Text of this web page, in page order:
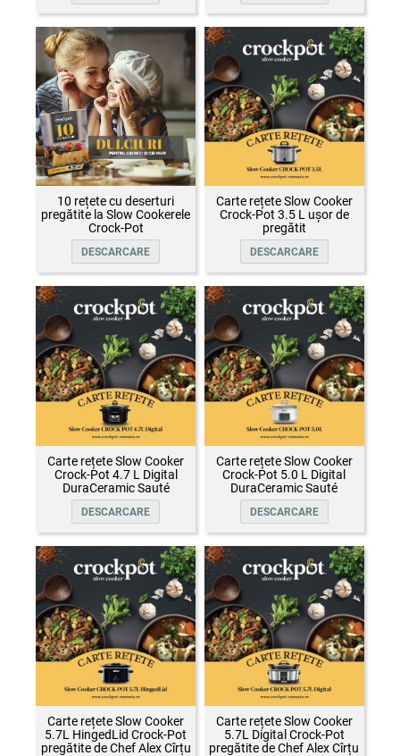
10 rețete cu deserturi
pregătite la Slow Cookerele
Crock-Pot
DESCARCARE
Carte rețete Slow Cooker
Crock-Pot 3.5 L ușor de
pregătit
DESCARCARE
Carte rețete Slow Cooker
Crock-Pot 4.7 L Digital
DuraCeramic Sauté
DESCARCARE
Carte rețete Slow Cooker
Crock-Pot 5.0 L Digital
DuraCeramic Sauté
DESCARCARE
Carte rețete Slow Cooker
5.7L HingedLid Crock-Pot
pregătite de Chef Alex Cîrțu
Carte rețete Slow Cooker
5.7L Digital Crock-Pot
pregătite de Chef Alex Cîrțu